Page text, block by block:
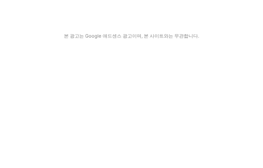
본 광고는 Google 애드센스 광고이며, 본 사이트와는 무관합니다.